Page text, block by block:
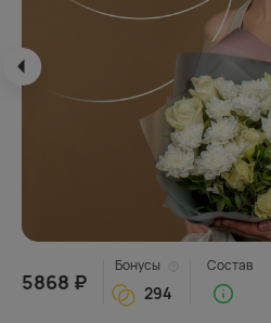
5868 ₽
Бонусы
294
Состав